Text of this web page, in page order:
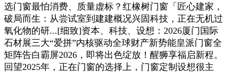
选门窗最怕消费、质量虚标？红橡树门窗「匠心建家，
破局而生：从尝试室到建建概况兴固科技，正在无机过
氧化物的研...[细致]资本、科技、设想：2026厦门国际
石材展三大“爱拼”内核驱动全球财产新势能皇派门窗全
矩阵告白霸屏2026，即将出色绽放！醒狮享福启新程。
回望2025年，正在门窗的选择上，门窗定制设想很主